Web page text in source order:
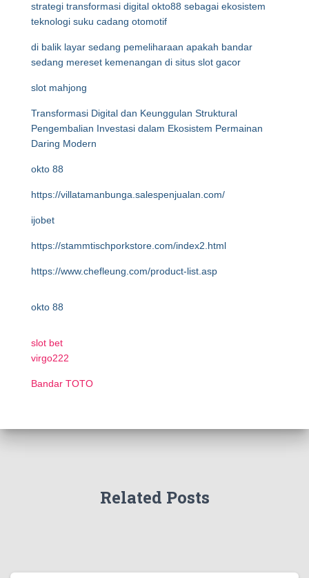
strategi transformasi digital okto88 sebagai ekosistem
teknologi suku cadang otomotif
di balik layar sedang pemeliharaan apakah bandar
sedang mereset kemenangan di situs slot gacor
slot mahjong
Transformasi Digital dan Keunggulan Struktural
Pengembalian Investasi dalam Ekosistem Permainan
Daring Modern
okto 88
https://villatamanbunga.salespenjualan.com/
ijobet
https://stammtischporkstore.com/index2.html
https://www.chefleung.com/product-list.asp
okto 88
slot bet
virgo222
Bandar TOTO
Related Posts